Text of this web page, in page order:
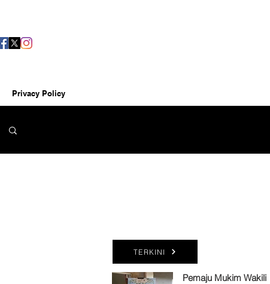
TERKINI
Pemaju Mukim Wakili
Privacy Policy